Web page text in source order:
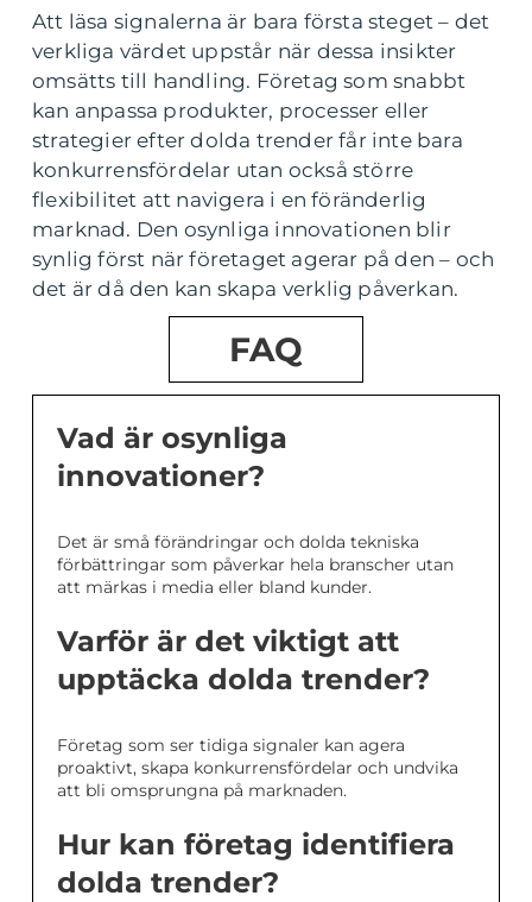
Att läsa signalerna är bara första steget – det
verkliga värdet uppstår när dessa insikter
omsätts till handling. Företag som snabbt
kan anpassa produkter, processer eller
strategier efter dolda trender får inte bara
konkurrensfördelar utan också större
flexibilitet att navigera i en föränderlig
marknad. Den osynliga innovationen blir
synlig först när företaget agerar på den – och
det är då den kan skapa verklig påverkan.
FAQ
Vad är osynliga
innovationer?
Det är små förändringar och dolda tekniska
förbättringar som påverkar hela branscher utan
att märkas i media eller bland kunder.
Varför är det viktigt att
upptäcka dolda trender?
Företag som ser tidiga signaler kan agera
proaktivt, skapa konkurrensfördelar och undvika
att bli omsprungna på marknaden.
Hur kan företag identifiera
dolda trender?